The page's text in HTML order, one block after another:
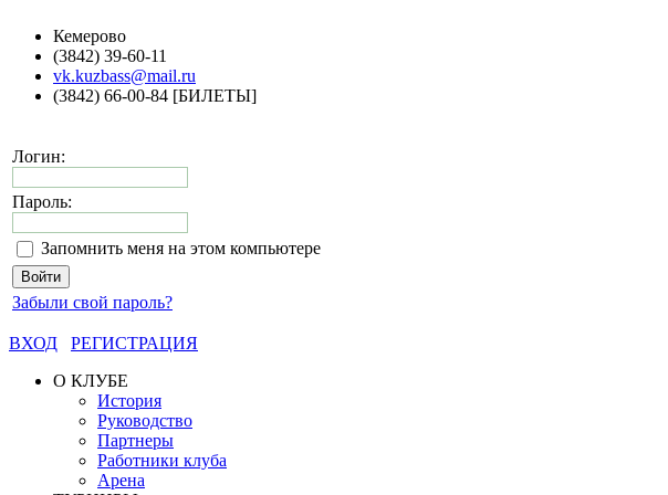
Кемерово
(3842) 39-60-11
vk.kuzbass@mail.ru
(3842) 66-00-84 [БИЛЕТЫ]
Логин:
Пароль:
Запомнить меня на этом компьютере
Забыли свой пароль?
ВХОД
РЕГИСТРАЦИЯ
О КЛУБЕ
История
Руководство
Партнеры
Работники клуба
Арена